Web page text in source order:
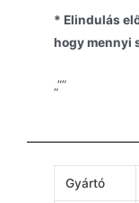
* Elindulás
hogy mennyi
„””
Gyártó